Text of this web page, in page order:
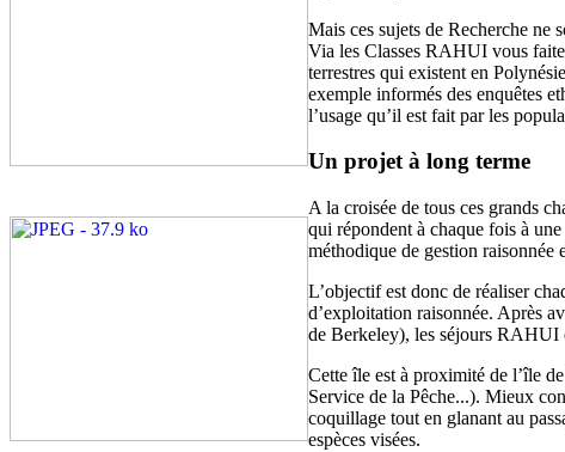
Mais ces sujets de Recherche ne
Via les Classes RAHUI vous
terrestres qui existent en
exemple informés des enquêtes
l’usage qu’il est fait par les
Un projet à long terme
A la croisée de tous ces grands
qui répondent à chaque fois à
méthodique de gestion raisonnée
L’objectif est donc de réaliser
d’exploitation raisonnée. Après
de Berkeley), les séjours RAHUI
Cette île est à proximité de l’île
Service de la Pêche...). Mieux
coquillage tout en glanant au
espèces visées.